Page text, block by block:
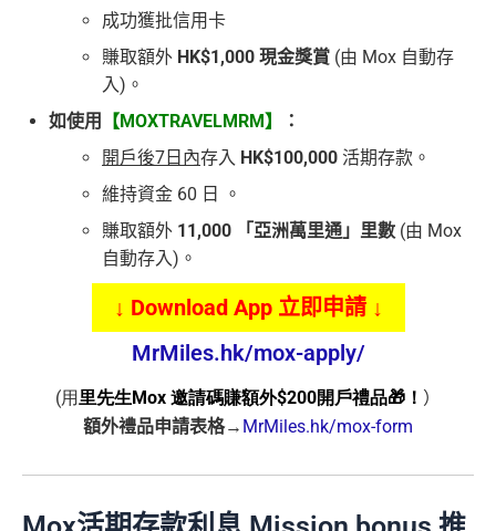
成功獲批信用卡
賺取額外 HK$1,000 現金獎賞 (由 Mox 自動存
入)。
如使用
【MOXTRAVELMRM】
：
開戶後7日內存入 HK$100,000 活期存款。
維持資金 60 日 。
賺取額外 11,000 「亞洲萬里通」里數 (由 Mox
自動存入)。
↓ Download App 立即申請 ↓
MrMiles.hk/mox-apply/
(用里先生Mox 邀請碼賺額外$200開戶禮品🎁！ ）
額外禮品申請表格→ MrMiles.hk/mox-form